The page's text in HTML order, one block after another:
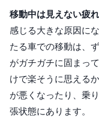
移動中は見えない疲
感じる大きな原因に
たる車での移動は、
がガチガチに固まっ
けで楽そうに思える
が悪くなったり、乗
張状態にあります。